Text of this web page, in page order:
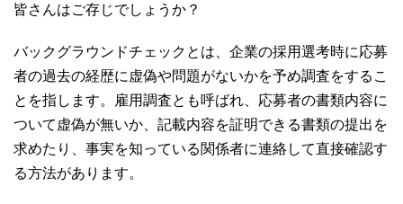
皆さんはご存じでしょうか？
バックグラウンドチェックとは、企業の採用選考時に応募
者の過去の経歴に虚偽や問題がないかを予め調査をするこ
とを指します。雇用調査とも呼ばれ、応募者の書類内容に
ついて虚偽が無いか、記載内容を証明できる書類の提出を
求めたり、事実を知っている関係者に連絡して直接確認す
る方法があります。